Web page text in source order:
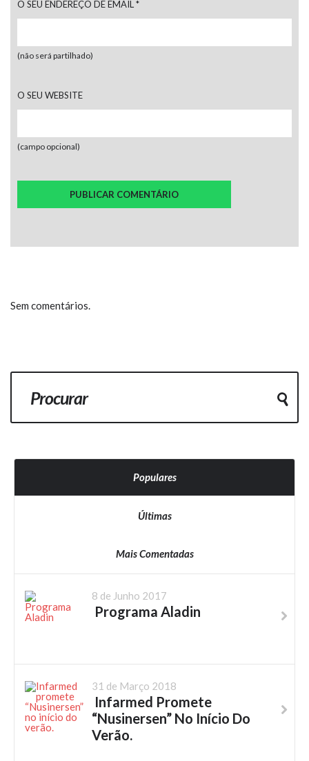
O SEU ENDEREÇO DE EMAIL *
(não será partilhado)
O SEU WEBSITE
(campo opcional)
Sem comentários.
Populares
Últimas
Mais Comentadas
8 de Junho 2017
Programa Aladin
31 de Março 2018
Infarmed Promete
“Nusinersen” No Início Do
Verão.